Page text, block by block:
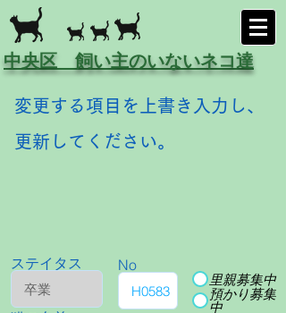
中央区 飼い主のいないネコ達
変更する項目を上書き入力し、
更新してください。
ステイタス No
里親募集中
預かり募集
中